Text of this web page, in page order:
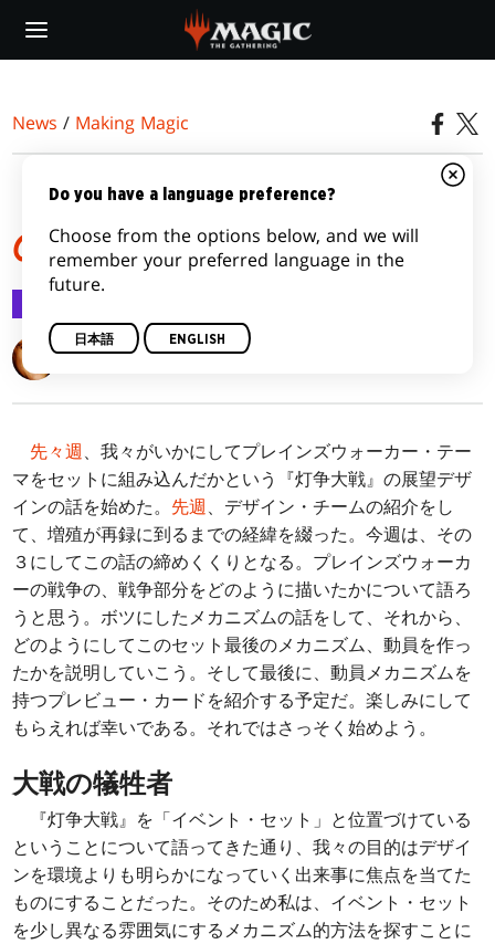
main
News / Making Magic
『灯争大戦』の遂行 そ
の３
Mark Rosewater
先々週、我々がいかにしてプレインズウォーカー・テー
マをセットに組み込んだかという『灯争大戦』の展望デザ
インの話を始めた。 先週、デザイン・チームの紹介をし
て、増殖が再録に到るまでの経緯を綴った。今週は、その
３にしてこの話の締めくくりとなる。プレインズウォーカ
ーの戦争の、戦争部分をどのように描いたかについて語ろ
うと思う。ボツにしたメカニズムの話をして、それから、
どのようにしてこのセット最後のメカニズム、動員を作っ
たかを説明していこう。そして最後に、動員メカニズムを
持つプレビュー・カードを紹介する予定だ。楽しみにして
もらえれば幸いである。それではさっそく始めよう。
大戦の犠牲者
『灯争大戦』を「イベント・セット」と位置づけている
ということについて語ってきた通り、我々の目的はデザイ
ンを環境よりも明らかになっていく出来事に焦点を当てた
ものにすることだった。そのため私は、イベント・セット
を少し異なる雰囲気にするメカニズム的方法を探すことに
Do you have a language preference?
Choose from the options below, and we will
remember your preferred language in the
future.
日本語 ENGLISH